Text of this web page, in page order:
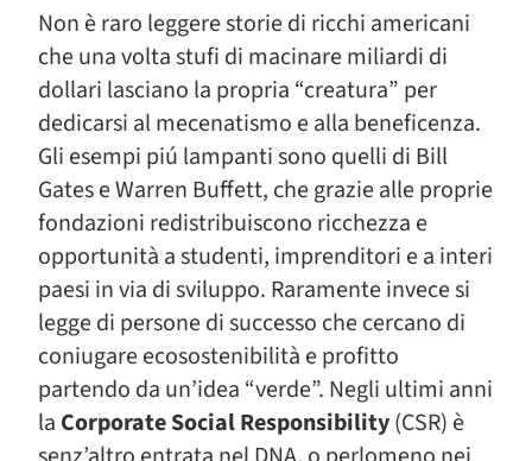
Non è raro leggere storie di ricchi americani
che una volta stufi di macinare miliardi di
dollari lasciano la propria “creatura” per
dedicarsi al mecenatismo e alla beneficenza.
Gli esempi piú lampanti sono quelli di Bill
Gates e Warren Buffett, che grazie alle proprie
fondazioni redistribuiscono ricchezza e
opportunità a studenti, imprenditori e a interi
paesi in via di sviluppo. Raramente invece si
legge di persone di successo che cercano di
coniugare ecosostenibilità e profitto
partendo da un’idea “verde”. Negli ultimi anni
la Corporate Social Responsibility(CSR) è